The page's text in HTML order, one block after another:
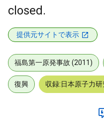
closed.
提供元サイトで表示
福島第一原発事故 (2011)
復興 収録:日本原子力